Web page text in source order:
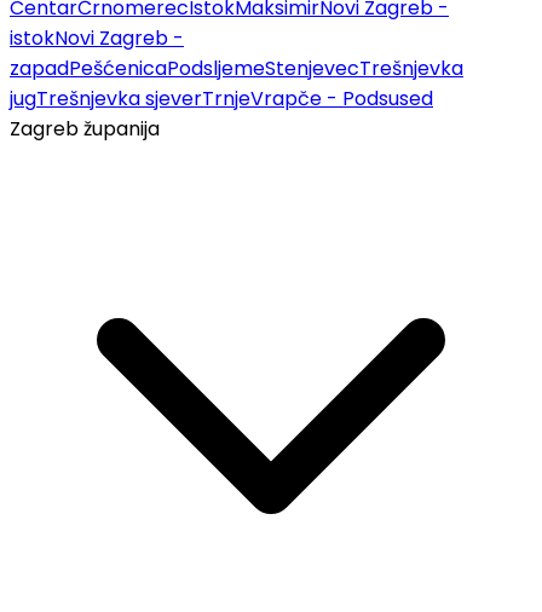
CentarČrnomerecIstokMaksimirNovi Zagreb -
istokNovi Zagreb -
zapadPešćenicaPodsljemeStenjevecTrešnjevka
jugTrešnjevka sjeverTrnjeVrapče - Podsused
Zagreb županija